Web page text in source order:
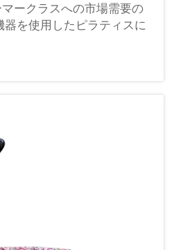
ークラスへの市場需要の
を使用したピラティスに
傾向の高まり 最近、フィ
る多くの人々が、基本的
、リフォーマーのような